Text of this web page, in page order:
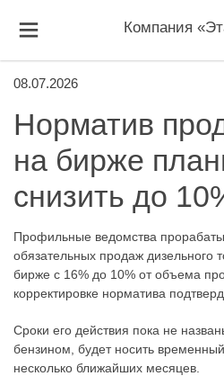
Компания
08.07.2026
Норматив
на бирже
снизить до
Профильные ведомства
обязательных продаж дизельного
бирже с 16% до 10% от объема
корректировке норматива
Сроки его действия пока не
бензином, будет носить
несколько ближайших месяцев.